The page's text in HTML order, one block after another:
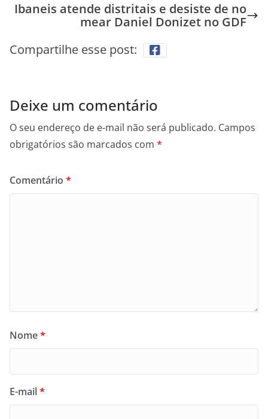
Ibaneis atende distritais e desiste de no
mear Daniel Donizet no GDF
Compartilhe esse post:
Deixe um comentário
O seu endereço de e-mail não será publicado. Campos
obrigatórios são marcados com *
Comentário *
Nome*
E-mail*